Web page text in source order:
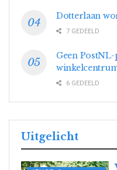
Dotterlaan
7 GEDEELD
Geen
6 GEDEELD
Uitgelicht